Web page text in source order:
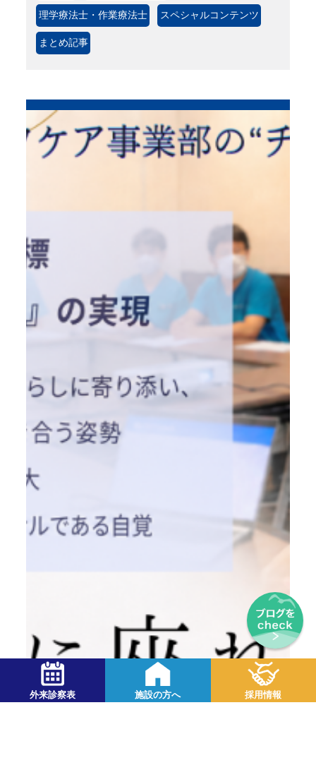
理学療法士・作業療法士 スペシャルコンテンツ
まとめ記事
外来診察表 施設の方へ 採用情報